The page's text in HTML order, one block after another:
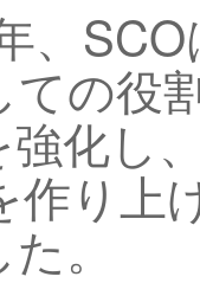
、
の役
強化し
作り上
。